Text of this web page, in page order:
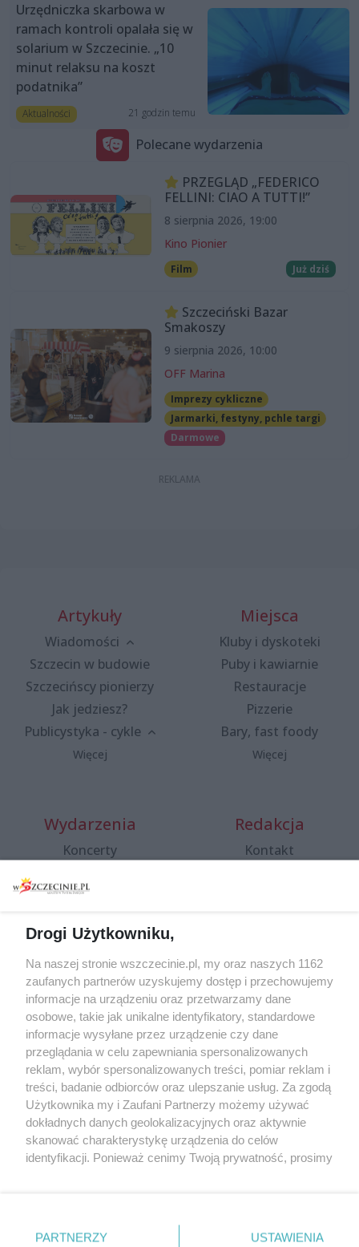
Urzędniczka skarbowa w
ramach kontroli opalała się w
solarium w Szczecinie. „10
minut relaksu na koszt
podatnika”
Aktualności 21 godzin temu
Polecane wydarzenia
PRZEGLĄD „FEDERICO
FELLINI: CIAO A TUTTI!”
8 sierpnia 2026, 19:00
Kino Pionier
Film Już dziś
Szczeciński Bazar
Smakoszy
9 sierpnia 2026, 10:00
OFF Marina
Imprezy cykliczne
Jarmarki, festyny, pchle targi
Darmowe
Artykuły
Wiadomości
Szczecin w budowie
Szczecińscy pionierzy
Jak jedziesz?
Publicystyka - cykle
Więcej
Miejsca
Kluby i dyskoteki
Puby i kawiarnie
Restauracje
Pizzerie
Bary, fast foody
Więcej
Wydarzenia
Koncerty
Spacery i oprowadzania
targi
Wernisaże
Więcej
Redakcja
Kontakt
Specjalny koncert z okazji
20. urodzin portalu
wSzczecinie.pl
Regulamin konkursów
śniadaniówka "Hej
Szczecin! Jest piątek!"
Partnerzy
Praca Szczecin
Drogi Użytkowniku,
Na naszej stronie wszczecinie.pl, my oraz naszych 1162
zaufanych partnerów uzyskujemy dostęp i przechowujemy
informacje na urządzeniu oraz przetwarzamy dane
osobowe, takie jak unikalne identyfikatory, standardowe
informacje wysyłane przez urządzenie czy dane
przeglądania w celu zapewniania spersonalizowanych
reklam, wybór spersonalizowanych treści, pomiar reklam i
treści, badanie odbiorców oraz ulepszanie usług. Za zgodą
Użytkownika my i Zaufani Partnerzy możemy używać
dokładnych danych geolokalizacyjnych oraz aktywnie
skanować charakterystykę urządzenia do celów
identyfikacji. Ponieważ cenimy Twoją prywatność, prosimy
prywatności znajdujący się w lewym dolnym rogu strony
PARTNERZY USTAWIENIA